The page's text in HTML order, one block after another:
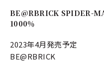
BE@RBRICK SPIDER-
1000％
2023年4月発売予定
BE@RBRICK